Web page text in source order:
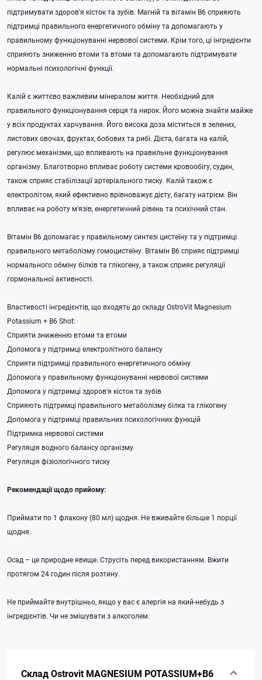
підтримувати здоров'я кісток та зубів. Магній та вітамін B6 сприяють
підтримці правильного енергетичного обміну та допомагають у
правильному функціонуванні нервової системи. Крім того, ці інгредієнти
сприяють зниженню втоми та втоми та допомагають підтримувати
нормальні психологічні функції.
Калій є життєво важливим мінералом життя. Необхідний для
правильного функціонування серця та нирок. Його можна знайти майже
у всіх продуктах харчування. Його висока доза міститься в зелених,
листових овочах, фруктах, бобових та рибі. Дієта, багата на калій,
регулює механізми, що впливають на правильне функціонування
організму. Благотворно впливає роботу системи кровообігу, судин,
також сприяє стабілізації артеріального тиску. Калій також є
електролітом, який ефективно врівноважує дієту, багату натрієм. Він
впливає на роботу м'язів, енергетичний рівень та психічний стан.
Вітамін B6 допомагає у правильному синтезі цистеїну та у підтримці
правильного метаболізму гомоцистеїну. Вітамін В6 сприяє підтримці
нормального обміну білків та глікогену, а також сприяє регуляції
гормональної активності.
Властивості інгредієнтів, що входять до складу OstroVit Magnesium
Potassium + B6 Shot:
Сприяти зниженню втоми та втоми
Допомога у підтримці електролітного балансу
Сприяти підтримці правильного енергетичного обміну
Допомога у правильному функціонуванні нервової системи
Допомога у підтримці здоров'я кісток та зубів
Сприяють підтримці правильного метаболізму білка та глікогену
Допомога у підтримці правильних психологічних функцій
Підтримка нервової системи
Регуляція водного балансу організму
Регуляція фізіологічного тиску
Рекомендації щодо прийому:
Приймати по 1 флакону (80 мл) щодня. Не вживайте більше 1 порції
щодня.
Осад – це природне явище. Струсіть перед використанням. Вжити
протягом 24 годин після розтину.
Не приймайте внутрішньо, якщо у вас є алергія на який-небудь з
інгредієнтів. Чи не змішувати з алкоголем.
Склад Ostrovit MAGNESIUM POTASSIUM+B6